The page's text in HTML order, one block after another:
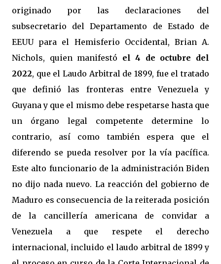
originado por las declaraciones del
subsecretario del Departamento de Estado de
EEUU para el Hemisferio Occidental, Brian A.
Nichols, quien manifestó el 4 de octubre del
2022, que el Laudo Arbitral de 1899, fue el tratado
que definió las fronteras entre Venezuela y
Guyana y que el mismo debe respetarse hasta que
un órgano legal competente determine lo
contrario, así como también espera que el
diferendo se pueda resolver por la vía pacífica.
Este alto funcionario de la administración Biden
no dijo nada nuevo. La reacción del gobierno de
Maduro es consecuencia de la reiterada posición
de la cancillería americana de convidar a
Venezuela a que respete el derecho
internacional, incluido el laudo arbitral de 1899 y